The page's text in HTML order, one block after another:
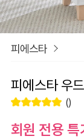
피에스타
피에스타 우
()
회원 전용 특